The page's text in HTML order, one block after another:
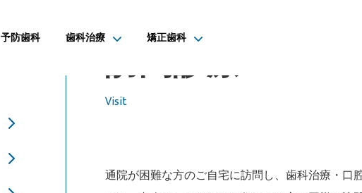
予防歯科 歯科治療 矯正歯科
Visit
通院が困難な方のご自宅に訪問し、歯科治療・口